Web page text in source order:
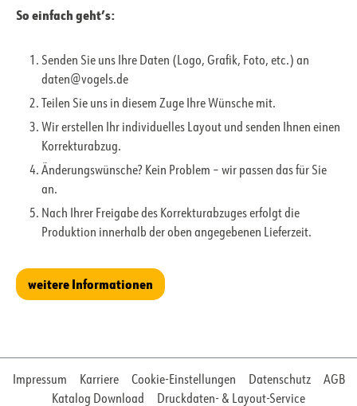
So einfach geht’s:
Senden Sie uns Ihre Daten (Logo, Grafik, Foto, etc.) an
daten@vogels.de
Teilen Sie uns in diesem Zuge Ihre Wünsche mit.
Wir erstellen Ihr individuelles Layout und senden Ihnen einen
Korrekturabzug.
Änderungswünsche? Kein Problem – wir passen das für Sie
an.
Nach Ihrer Freigabe des Korrekturabzuges erfolgt die
Produktion innerhalb der oben angegebenen Lieferzeit.
weitere Informationen
Impressum Karriere Cookie-Einstellungen Datenschutz
AGB
Katalog Download
Druckdaten- & Layout-Service